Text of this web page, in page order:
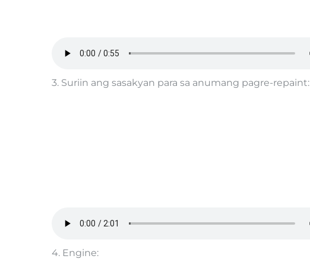
3. Suriin ang sasakyan para sa anumang pagre-repaint:
4. Engine: